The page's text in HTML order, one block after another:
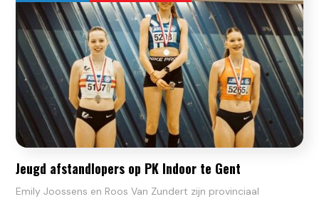
Jeugd afstandlopers op PK Indoor te Gent
Emily Joossens en Roos Van Zundert zijn provinciaal